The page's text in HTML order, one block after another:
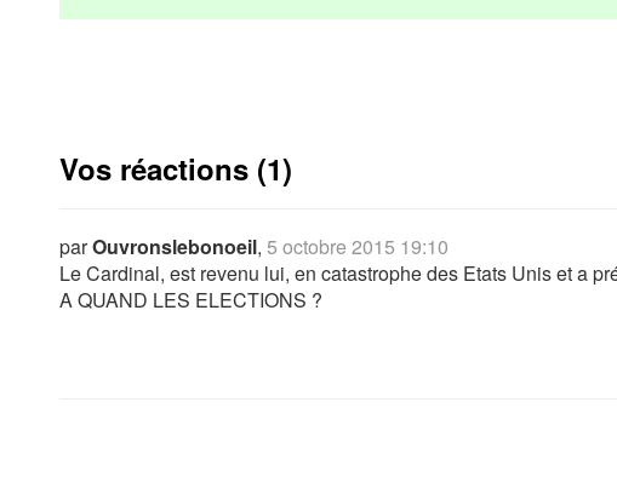
Vos réactions (1)
parOuvronslebonoeil, 5 octobre 2015 19:10
Le Cardinal, est revenu lui, en catastrophe des Etats Unis et a
A QUAND LES ELECTIONS ?